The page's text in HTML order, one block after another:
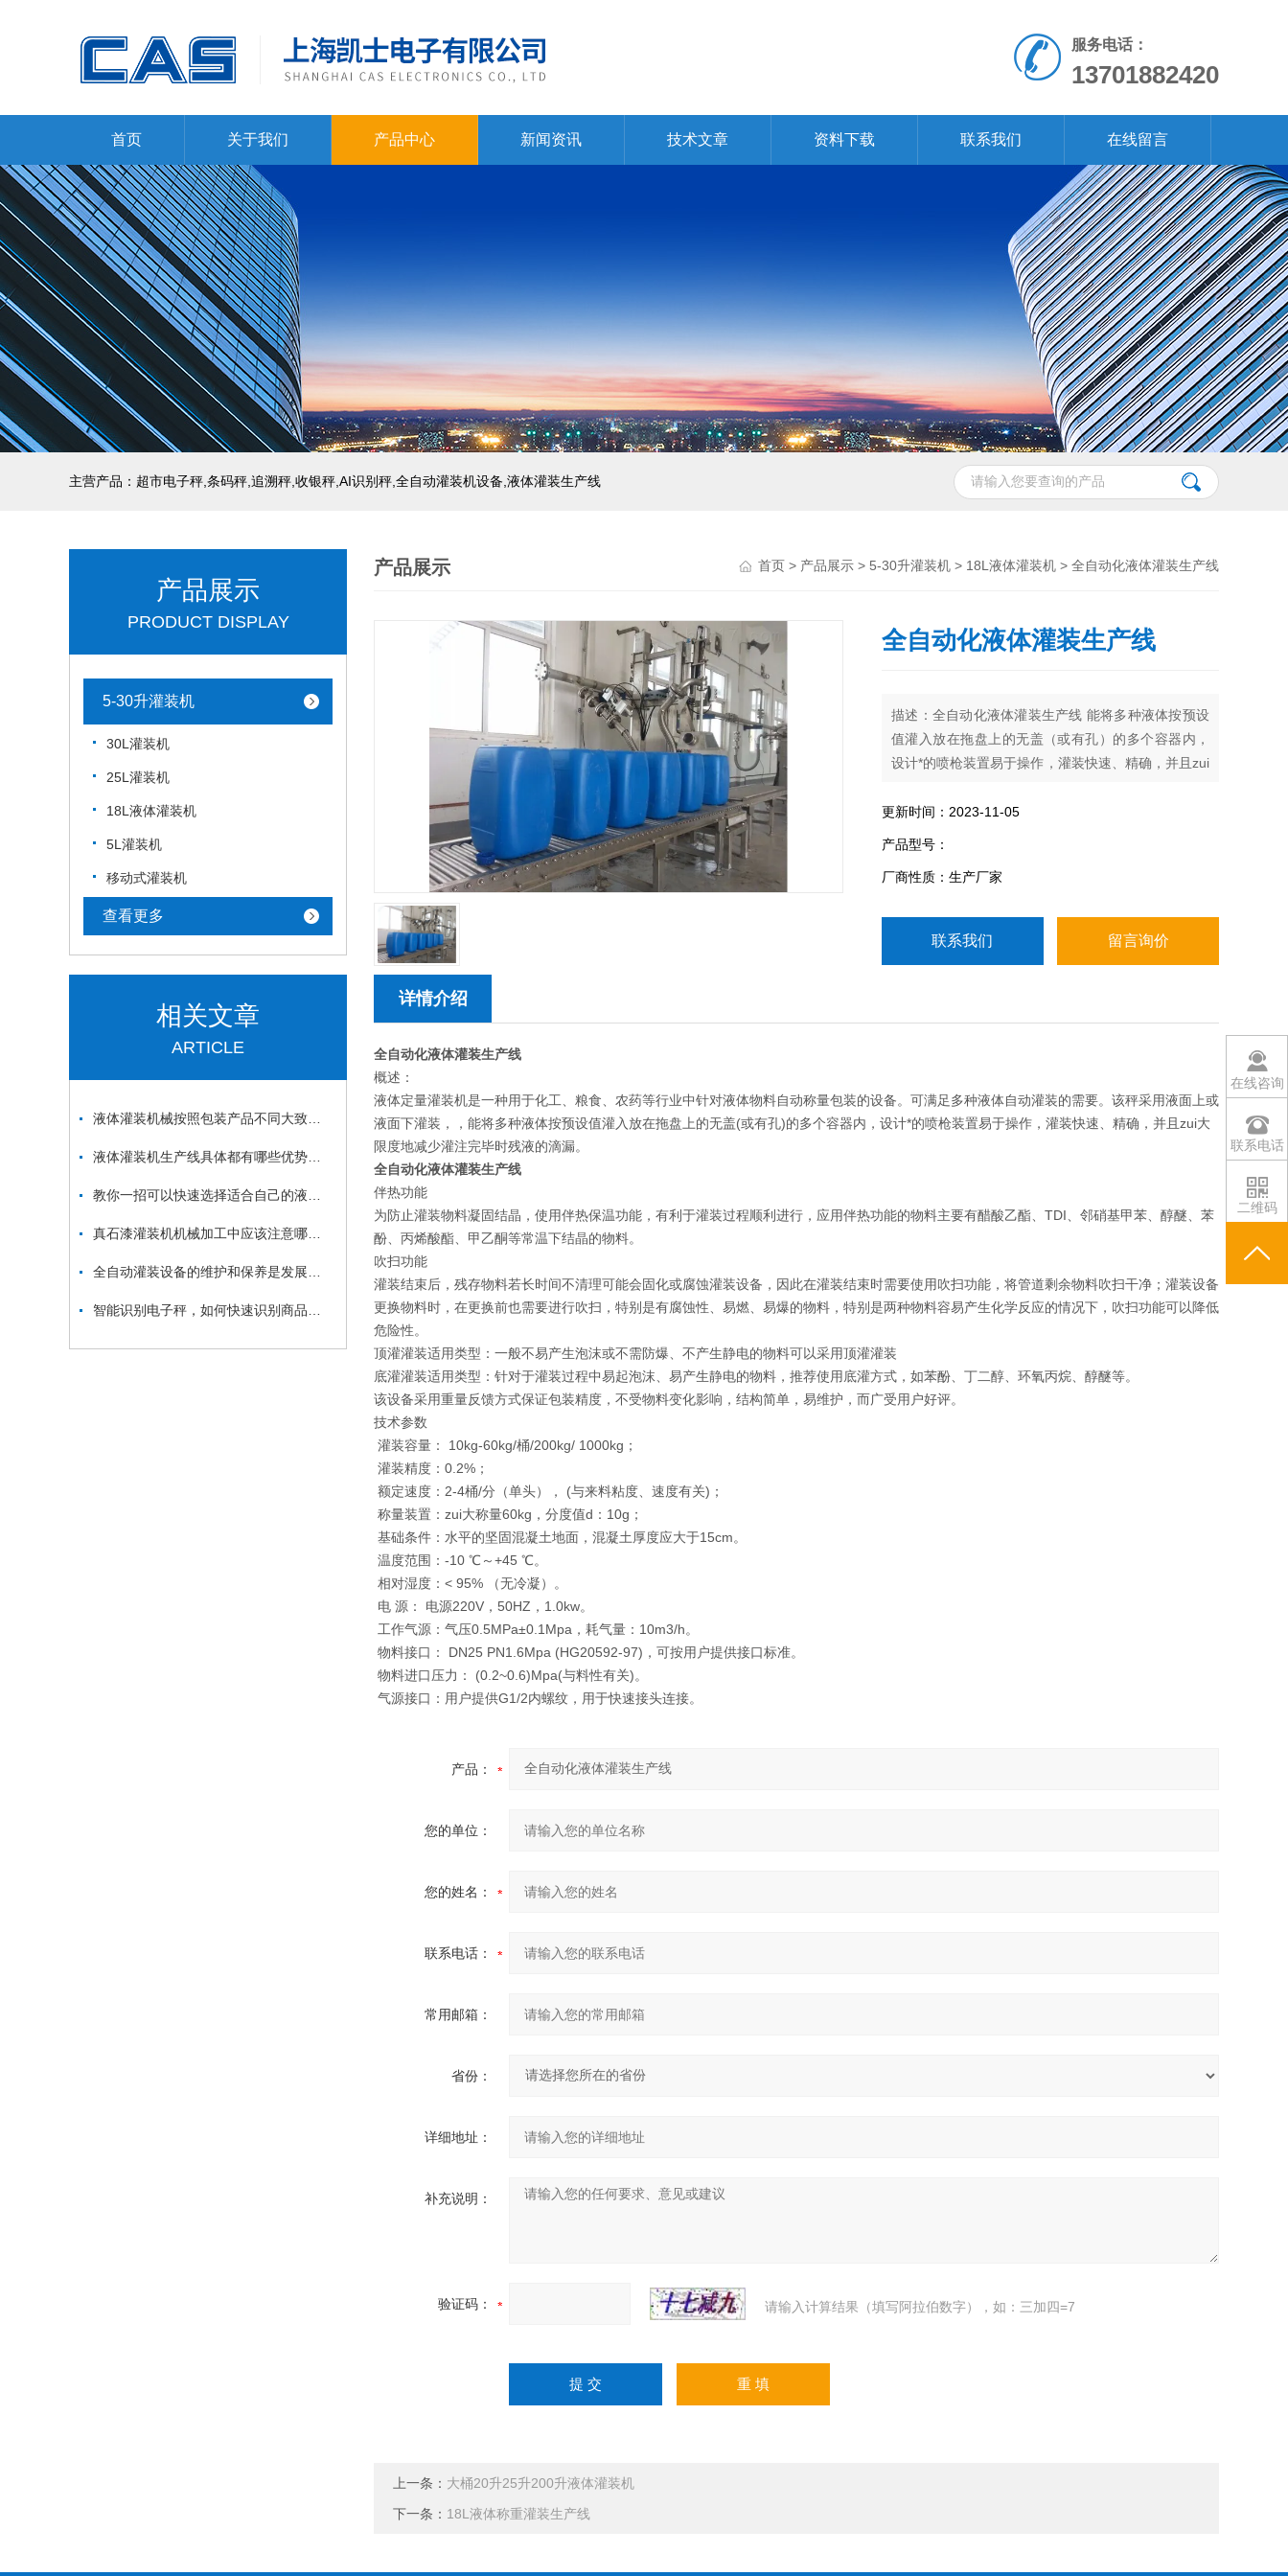
服务电话：
13701882420
首页 关于我们 产品中心 新闻资讯 技术文章 资料下载 联系我们 在线留言
主营产品：超市电子秤,条码秤,追溯秤,收银秤,AI识别秤,全自动灌装机设备,液体灌装生产线
产品展示
PRODUCT DISPLAY
5-30升灌装机
30L灌装机
25L灌装机
18L液体灌装机
5L灌装机
移动式灌装机
查看更多
相关文章
ARTICLE
产品展示 首页 > 产品展示 > 5-30升灌装机 > 18L液体灌装机 > 全自动化液体灌装生产线
全自动化液体灌装生产线
描述：全自动化液体灌装生产线 能将多种液体按预设
值灌入放在拖盘上的无盖（或有孔）的多个容器内，
设计*的喷枪装置易于操作，灌装快速、精确，并且zui
更新时间：2023-11-05
产品型号：
厂商性质：生产厂家
联系我们 留言询价
详情介绍
全自动化液体灌装生产线
概述：
液体定量灌装机是一种用于化工、粮食、农药等行业中针对液体物料自动称量包装的设备。可满足多种液体自动灌装的需要。该秤采用液面上或
液面下灌装，，能将多种液体按预设值灌入放在拖盘上的无盖(或有孔)的多个容器内，设计*的喷枪装置易于操作，灌装快速、精确，并且zui大
限度地减少灌注完毕时残液的滴漏。
全自动化液体灌装生产线
伴热功能
为防止灌装物料凝固结晶，使用伴热保温功能，有利于灌装过程顺利进行，应用伴热功能的物料主要有醋酸乙酯、TDI、邻硝基甲苯、醇醚、苯
酚、丙烯酸酯、甲乙酮等常温下结晶的物料。
吹扫功能
灌装结束后，残存物料若长时间不清理可能会固化或腐蚀灌装设备，因此在灌装结束时需要使用吹扫功能，将管道剩余物料吹扫干净；灌装设备
更换物料时，在更换前也需要进行吹扫，特别是有腐蚀性、易燃、易爆的物料，特别是两种物料容易产生化学反应的情况下，吹扫功能可以降低
危险性。
顶灌灌装适用类型：一般不易产生泡沫或不需防爆、不产生静电的物料可以采用顶灌灌装
底灌灌装适用类型：针对于灌装过程中易起泡沫、易产生静电的物料，推荐使用底灌方式，如苯酚、丁二醇、环氧丙烷、醇醚等。
该设备采用重量反馈方式保证包装精度，不受物料变化影响，结构简单，易维护，而广受用户好评。
技术参数
灌装容量： 10kg-60kg/桶/200kg/ 1000kg；
灌装精度：0.2%；
额定速度：2-4桶/分（单头）， (与来料粘度、速度有关)；
称量装置：zui大称量60kg，分度值d：10g；
基础条件：水平的坚固混凝土地面，混凝土厚度应大于15cm。
温度范围：-10 ℃～+45 ℃。
相对湿度：< 95% （无冷凝）。
电 源： 电源220V，50HZ，1.0kw。
工作气源：气压0.5MPa±0.1Mpa，耗气量：10m3/h。
物料接口： DN25 PN1.6Mpa (HG20592-97)，可按用户提供接口标准。
物料进口压力： (0.2~0.6)Mpa(与料性有关)。
气源接口：用户提供G1/2内螺纹，用于快速接头连接。
产品：
您的单位：
您的姓名：
联系电话：
常用邮箱：
省份：
详细地址：
补充说明：
验证码： 请输入计算结果（填写阿拉伯数字），如：三加四=7
上一条： 大桶20升25升200升液体灌装机
下一条： 18L液体称重灌装生产线
在线咨询
联系电话
二维码